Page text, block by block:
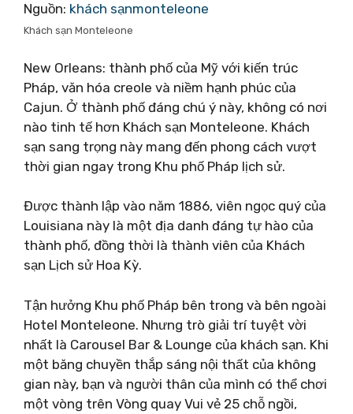
Nguồn: khách sạnmonteleone
Khách sạn Monteleone
New Orleans: thành phố của Mỹ với kiến ​​trúc
Pháp, văn hóa creole và niềm hạnh phúc của
Cajun. Ở thành phố đáng chú ý này, không có nơi
nào tinh tế hơn Khách sạn Monteleone. Khách
sạn sang trọng này mang đến phong cách vượt
thời gian ngay trong Khu phố Pháp lịch sử.
Được thành lập vào năm 1886, viên ngọc quý của
Louisiana này là một địa danh đáng tự hào của
thành phố, đồng thời là thành viên của Khách
sạn Lịch sử Hoa Kỳ.
Tận hưởng Khu phố Pháp bên trong và bên ngoài
Hotel Monteleone. Nhưng trò giải trí tuyệt vời
nhất là Carousel Bar & Lounge của khách sạn. Khi
một băng chuyền thắp sáng nội thất của không
gian này, bạn và người thân của mình có thể chơi
một vòng trên Vòng quay Vui vẻ 25 chỗ ngồi,